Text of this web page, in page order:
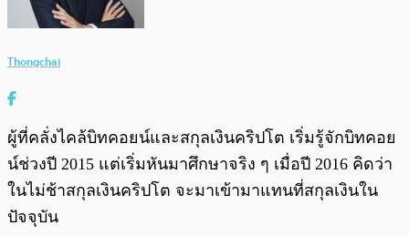
Thongchai
ผู้ที่คลั่งไคล้บิทคอยน์และสกุลเงินคริปโต เริ่มรู้จักบิทคอย
น์ช่วงปี 2015 แต่เริ่มหันมาศึกษาจริง ๆ เมื่อปี 2016 คิดว่า
ในไม่ช้าสกุลเงินคริปโต จะมาเข้ามาแทนที่สกุลเงินใน
ปัจจุบัน